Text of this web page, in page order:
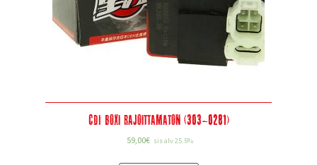
CDI Boxi Rajoittamaton (303-0281)
59,00€ sis alv 25.5%